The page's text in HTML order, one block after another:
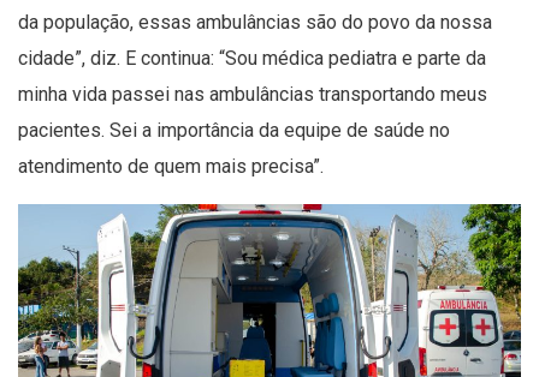
da população, essas ambulâncias são do povo da nossa
cidade”, diz. E continua: “Sou médica pediatra e parte da
minha vida passei nas ambulâncias transportando meus
pacientes. Sei a importância da equipe de saúde no
atendimento de quem mais precisa”.